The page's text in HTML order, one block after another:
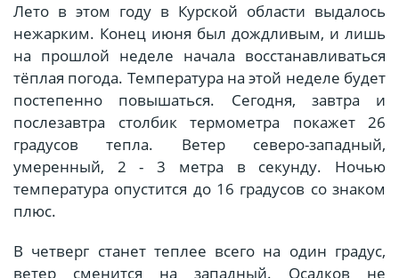
Лето в этом году в Курской области выдалось
нежарким. Конец июня был дождливым, и лишь
на прошлой неделе начала восстанавливаться
тёплая погода. Температура на этой неделе будет
постепенно повышаться. Сегодня, завтра и
послезавтра столбик термометра покажет 26
градусов тепла. Ветер северо-западный,
умеренный, 2 - 3 метра в секунду. Ночью
температура опустится до 16 градусов со знаком
плюс.
В четверг станет теплее всего на один градус,
ветер сменится на западный. Осадков не